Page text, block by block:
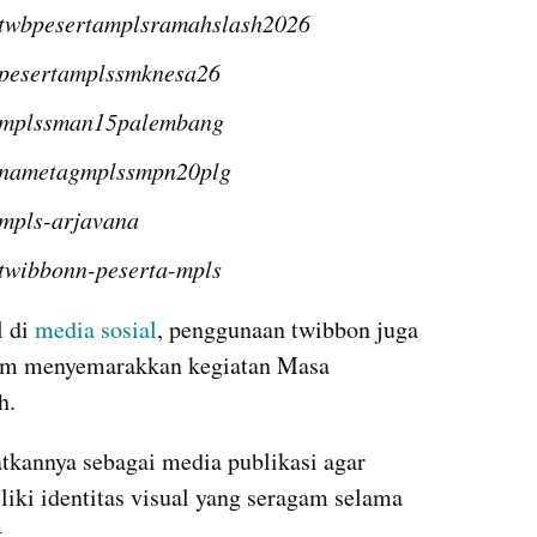
arjavana
peserta-mpls
di media sosial, penggunaan twibbon juga
menyemarakkan kegiatan Masa
sebagai media publikasi agar
identitas visual yang seragam selama